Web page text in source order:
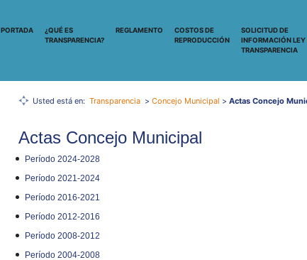
PORTADA
¿QUÉ ES
TRANSPARENCIA?
REGLAMENTO
COSTOS DE
REPRODUCCIÓN
SOLICITUD DE
INFORMACIÓN LEY
TRANSPARENCIA
Usted está en: Transparencia > Concejo Municipal > Actas Concejo
Actas Concejo Municipal
Período 2024-2028
Período 2021-2024
Período 2016-2021
Período 2012-2016
Período 2008-2012
Período 2004-2008